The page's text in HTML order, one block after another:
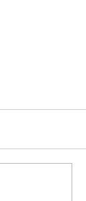
選手紹